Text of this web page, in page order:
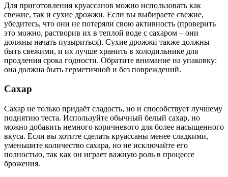
Для приготовления круассанов можно использовать как
свежие, так и сухие дрожжи. Если вы выбираете свежие,
убедитесь, что они не потеряли свою активность (проверить
это можно, растворив их в теплой воде с сахаром – они
должны начать пузыриться). Сухие дрожжи также должны
быть свежими, и их лучше хранить в холодильнике для
продления срока годности. Обратите внимание на упаковку:
она должна быть герметичной и без повреждений.
Сахар
Сахар не только придаёт сладость, но и способствует лучшему
поднятию теста. Используйте обычный белый сахар, но
можно добавить немного коричневого для более насыщенного
вкуса. Если вы хотите сделать круассаны менее сладкими,
уменьшите количество сахара, но не исключайте его
полностью, так как он играет важную роль в процессе
брожения.